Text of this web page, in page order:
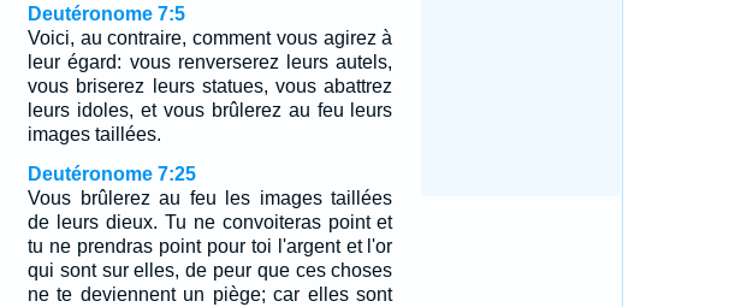
Deutéronome 7:5
Voici, au contraire, comment vous agirez à
leur égard: vous renverserez leurs autels,
vous briserez leurs statues, vous abattrez
leurs idoles, et vous brûlerez au feu leurs
images taillées.
Deutéronome 7:25
Vous brûlerez au feu les images taillées
de leurs dieux. Tu ne convoiteras point et
tu ne prendras point pour toi l'argent et l'or
qui sont sur elles, de peur que ces choses
ne te deviennent un piège; car elles sont